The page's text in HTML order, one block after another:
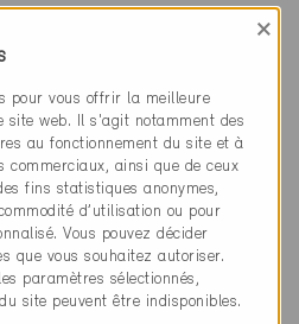
×
pour vous offrir la meilleure
site web. Il s'agit notamment des
au fonctionnement du site et à
commerciaux, ainsi que de ceux
fins statistiques anonymes,
d’utilisation ou pour
Vous pouvez décider
que vous souhaitez autoriser.
paramètres sélectionnés,
site peuvent être indisponibles.